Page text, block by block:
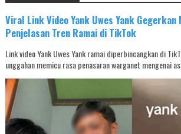
Viral Link Video Yank Uwes Yank Gegerkan
Penjelasan Tren Ramai di TikTok
Link video Yank Uwes Yank ramai diperbincangkan di
unggahan memicu rasa penasaran warganet mengenai